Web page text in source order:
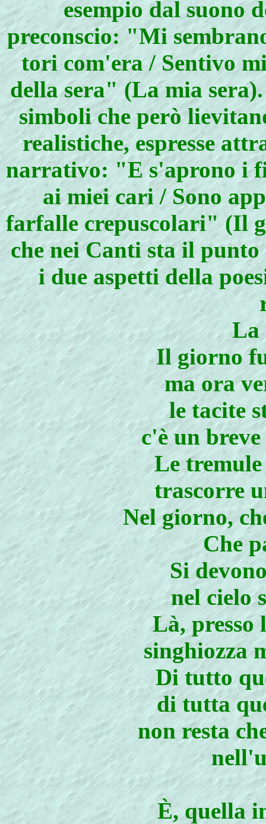
esempio dal suono
preconscio: "Mi
tori com'era / Sentivo
della sera" (La mia
simboli che però
realistiche, espresse
narrativo: "E s'aprono i
ai miei cari / Sono
farfalle crepuscolari" (Il
che nei Canti sta il
i due aspetti della
La
Il giorno
ma ora
le tacite
c'è un
Le
trascorre
Nel giorno,
Che
Si
nel cielo
Là, presso
singhiozza
Di tutto
di tutta
non resta
È, quella